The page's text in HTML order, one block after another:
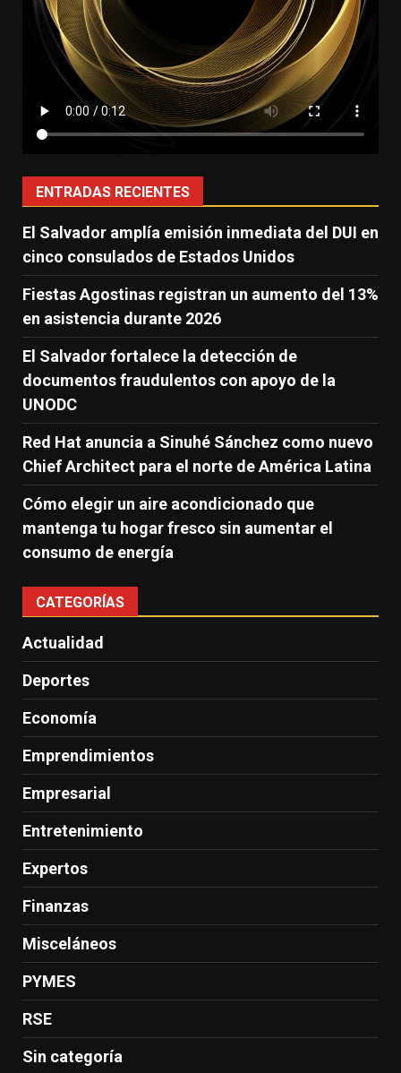
ENTRADAS RECIENTES
El Salvador amplía emisión inmediata del DUI en
cinco consulados de Estados Unidos
Fiestas Agostinas registran un aumento del 13%
en asistencia durante 2026
El Salvador fortalece la detección de
documentos fraudulentos con apoyo de la
UNODC
Red Hat anuncia a Sinuhé Sánchez como nuevo
Chief Architect para el norte de América Latina
Cómo elegir un aire acondicionado que
mantenga tu hogar fresco sin aumentar el
consumo de energía
CATEGORÍAS
Actualidad
Deportes
Economía
Emprendimientos
Empresarial
Entretenimiento
Expertos
Finanzas
Misceláneos
PYMES
RSE
Sin categoría